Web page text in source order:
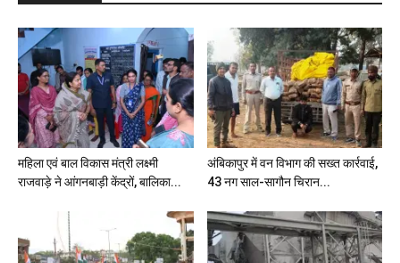
महिला एवं बाल विकास मंत्री लक्ष्मी
राजवाड़े ने आंगनबाड़ी केंद्रों, बालिका...
अंबिकापुर में वन विभाग की सख्त कार्रवाई,
43 नग साल-सागौन चिरान...